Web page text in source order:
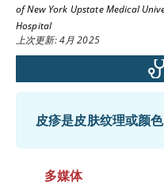
of New York Upstate Medical
Hospital
上次更新: 4月 2025
皮疹是皮肤纹理或颜色
多媒体